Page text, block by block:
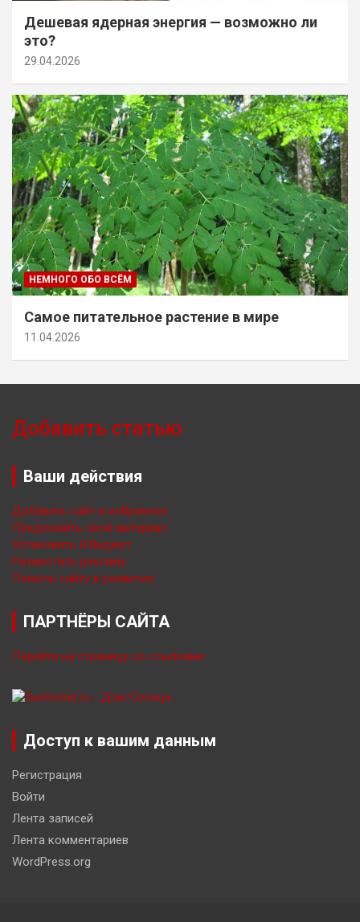
Дешевая ядерная энергия — возможно ли
это?
29.04.2026
НЕМНОГО ОБО ВСЁМ
Самое питательное растение в мире
11.04.2026
Добавить статью
Ваши действия
Добавить сайт в избранное
Предложить свой материал
Установить Я.Виджет
Разместить рекламу
Помочь сайту в развитии
ПАРТНЁРЫ САЙТА
Перейти на страницу со ссылками
Доступ к вашим данным
Регистрация
Войти
Лента записей
Лента комментариев
WordPress.org